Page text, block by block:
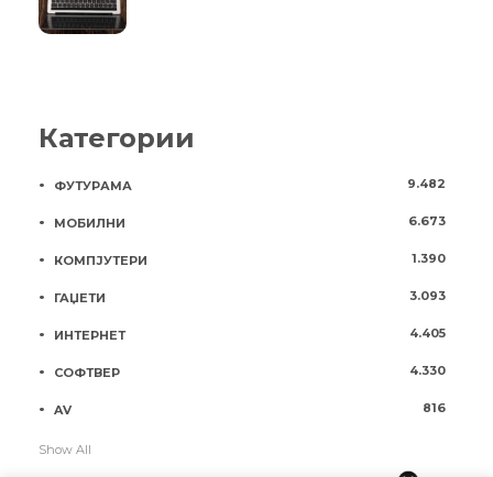
Категории
ФУТУРАМА 9.482
МОБИЛНИ 6.673
КОМПЈУТЕРИ 1.390
ГАЏЕТИ 3.093
ИНТЕРНЕТ 4.405
СОФТВЕР 4.330
AV 816
Show All